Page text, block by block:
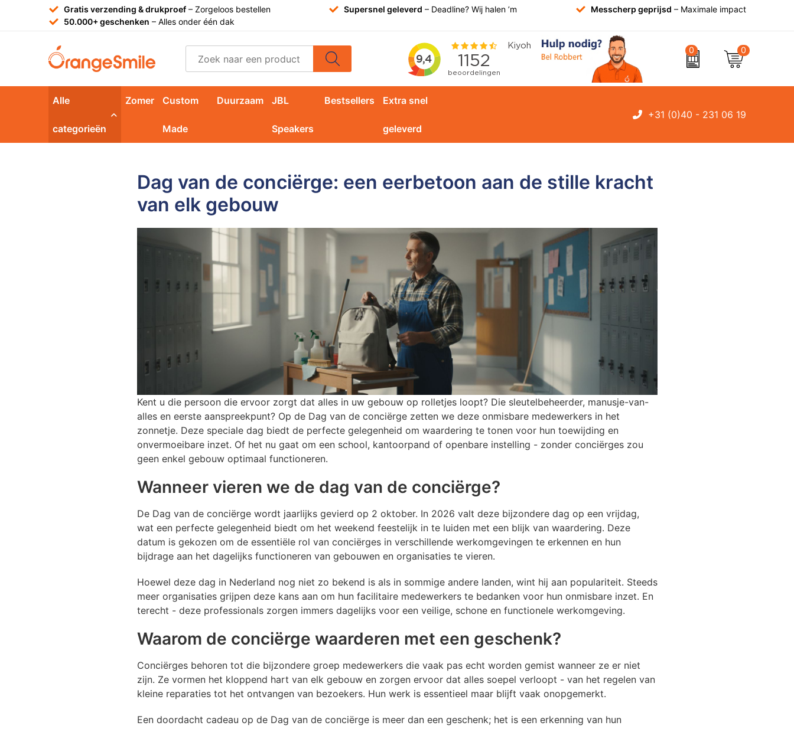
Gratis verzending & drukproef– Zorgeloos bestellen Supersnel geleverd – Deadline? Wij halen ’m Messcherp geprijsd – Maximale impact
50.000+ geschenken – Alles onder één dak
0 0
Alle
categorieën
Zomer Custom
Made
Duurzaam JBL
Speakers
Bestsellers Extra snel
geleverd
+31 (0)40 - 231 06 19
Dag van de conciërge: een eerbetoon aan de stille kracht
van elk gebouw
Kent u die persoon die ervoor zorgt dat alles in uw gebouw op rolletjes loopt? Die sleutelbeheerder, manusje-van-
alles en eerste aanspreekpunt? Op de Dag van de conciërge zetten we deze onmisbare medewerkers in het
zonnetje. Deze speciale dag biedt de perfecte gelegenheid om waardering te tonen voor hun toewijding en
onvermoeibare inzet. Of het nu gaat om een school, kantoorpand of openbare instelling - zonder conciërges zou
geen enkel gebouw optimaal functioneren.
Wanneer vieren we de dag van de conciërge?
De Dag van de conciërge wordt jaarlijks gevierd op 2 oktober. In 2026 valt deze bijzondere dag op een vrijdag,
wat een perfecte gelegenheid biedt om het weekend feestelijk in te luiden met een blijk van waardering. Deze
datum is gekozen om de essentiële rol van conciërges in verschillende werkomgevingen te erkennen en hun
bijdrage aan het dagelijks functioneren van gebouwen en organisaties te vieren.
Hoewel deze dag in Nederland nog niet zo bekend is als in sommige andere landen, wint hij aan populariteit. Steeds
meer organisaties grijpen deze kans aan om hun facilitaire medewerkers te bedanken voor hun onmisbare inzet. En
terecht - deze professionals zorgen immers dagelijks voor een veilige, schone en functionele werkomgeving.
Waarom de conciërge waarderen met een geschenk?
Conciërges behoren tot die bijzondere groep medewerkers die vaak pas echt worden gemist wanneer ze er niet
zijn. Ze vormen het kloppend hart van elk gebouw en zorgen ervoor dat alles soepel verloopt - van het regelen van
kleine reparaties tot het ontvangen van bezoekers. Hun werk is essentieel maar blijft vaak onopgemerkt.
Een doordacht cadeau op de Dag van de conciërge is meer dan een geschenk; het is een erkenning van hun